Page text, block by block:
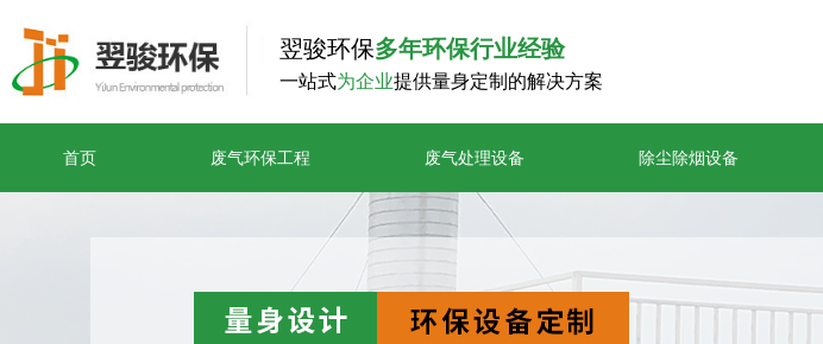
首页 废气环保工程 废气处理设备 除尘除烟设备
翌骏环保多年环保行业经验
一站式为企业提供量身定制的解决方案